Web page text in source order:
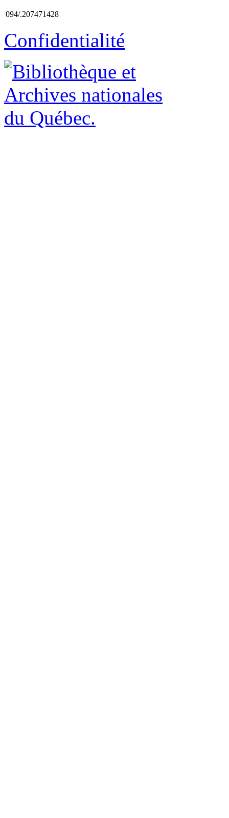
094/.207471428
Confidentialité